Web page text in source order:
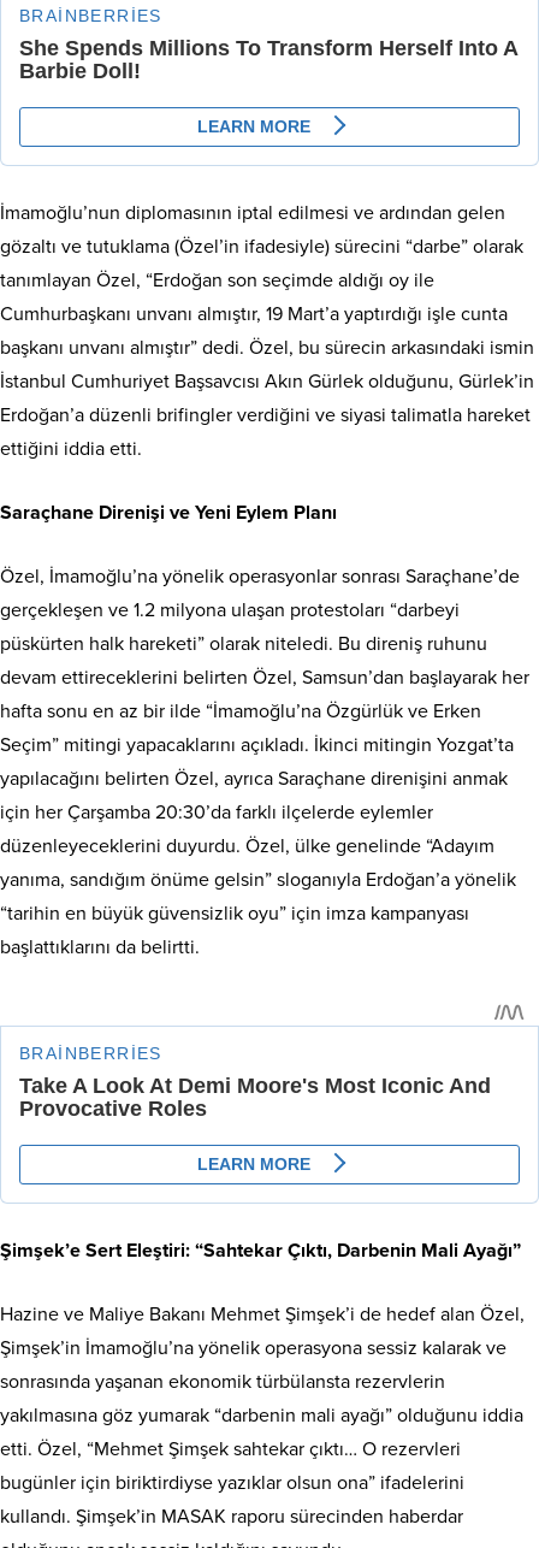
İmamoğlu’nun diplomasının iptal edilmesi ve ardından gelen
gözaltı ve tutuklama (Özel’in ifadesiyle) sürecini “darbe” olarak
tanımlayan Özel, “Erdoğan son seçimde aldığı oy ile
Cumhurbaşkanı unvanı almıştır, 19 Mart’a yaptırdığı işle cunta
başkanı unvanı almıştır” dedi. Özel, bu sürecin arkasındaki ismin
İstanbul Cumhuriyet Başsavcısı Akın Gürlek olduğunu, Gürlek’in
Erdoğan’a düzenli brifingler verdiğini ve siyasi talimatla hareket
ettiğini iddia etti.
Saraçhane Direnişi ve Yeni Eylem Planı
Özel, İmamoğlu’na yönelik operasyonlar sonrası Saraçhane’de
gerçekleşen ve 1.2 milyona ulaşan protestoları “darbeyi
püskürten halk hareketi” olarak niteledi. Bu direniş ruhunu
devam ettireceklerini belirten Özel, Samsun’dan başlayarak her
hafta sonu en az bir ilde “İmamoğlu’na Özgürlük ve Erken
Seçim” mitingi yapacaklarını açıkladı. İkinci mitingin Yozgat’ta
yapılacağını belirten Özel, ayrıca Saraçhane direnişini anmak
için her Çarşamba 20:30’da farklı ilçelerde eylemler
düzenleyeceklerini duyurdu. Özel, ülke genelinde “Adayım
yanıma, sandığım önüme gelsin” sloganıyla Erdoğan’a yönelik
“tarihin en büyük güvensizlik oyu” için imza kampanyası
başlattıklarını da belirtti.
Şimşek’e Sert Eleştiri: “Sahtekar Çıktı, Darbenin Mali Ayağı”
Hazine ve Maliye Bakanı Mehmet Şimşek’i de hedef alan Özel,
Şimşek’in İmamoğlu’na yönelik operasyona sessiz kalarak ve
sonrasında yaşanan ekonomik türbülansta rezervlerin
yakılmasına göz yumarak “darbenin mali ayağı” olduğunu iddia
etti. Özel, “Mehmet Şimşek sahtekar çıktı… O rezervleri
bugünler için biriktirdiyse yazıklar olsun ona” ifadelerini
kullandı. Şimşek’in MASAK raporu sürecinden haberdar